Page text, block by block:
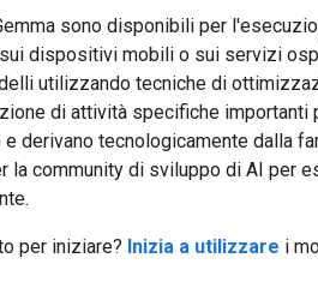
sono disponibili per
dispositivi mobili o sui servizi
utilizzando tecniche di
di attività specifiche importanti
derivano tecnologicamente dalla
la community di sviluppo di AI per
per iniziare? Inizia a utilizzare i